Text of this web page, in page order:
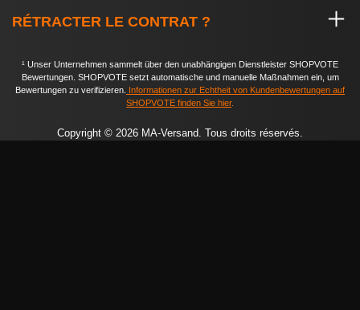
RÉTRACTER LE CONTRAT ?
¹ Unser Unternehmen sammelt über den unabhängigen Dienstleister SHOPVOTE
Bewertungen. SHOPVOTE setzt automatische und manuelle Maßnahmen ein, um
Bewertungen zu verifizieren. Informationen zur Echtheit von Kundenbewertungen auf
SHOPVOTE finden Sie hier.
Copyright © 2026 MA-Versand. Tous droits réservés.